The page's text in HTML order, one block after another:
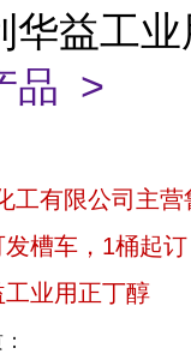
华益工
品 >
工有限公司主
槽车，1桶起订
业用正丁醇